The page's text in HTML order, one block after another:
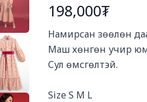
198,000₮
Намирсан зөөлөн
Маш хөнгөн учир юм
Сул өмсгөлтэй.
Size S M L